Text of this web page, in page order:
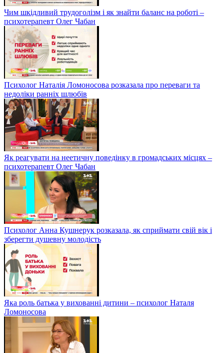
Чим шкідливий трудоголізм і як знайти баланс на роботі –
психотерапевт Олег Чабан
Психолог Наталія Ломоносова розказала про переваги та
недоліки ранніх шлюбів
Як реагувати на неетичну поведінку в громадських місцях –
психотерапевт Олег Чабан
Психолог Анна Кушнерук розказала, як сприймати свій вік і
зберегти душевну молодість
Яка роль батька у вихованні дитини – психолог Наталя
Ломоносова